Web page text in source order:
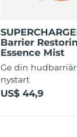
Barrier
Essence Mist
Ge din
nystart
US$ 44,9